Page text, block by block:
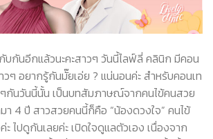
กันอีกแล้วนะคะสาวๆ วันนี้ไลฟ์ลี่ คลินิก มีคอน
วๆ อยากรู้กันมั๊ยเอ่ย ? แน่นอนค่ะ สำหรับคอนเท
กันวันนี้นั้น เป็นบทสัมภาษณ์จากคนไข้คนสวย
4 ปี สาวสวยคนนี้ก็คือ “น้องดวงใจ” คนไข้
ะ ไปดูกันเลยค่ะ เปิดใจดูแลตัวเอง เนื่องจาก